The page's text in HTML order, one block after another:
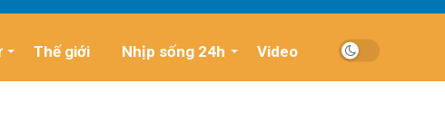
Thế giới Nhịp sống 24h Video